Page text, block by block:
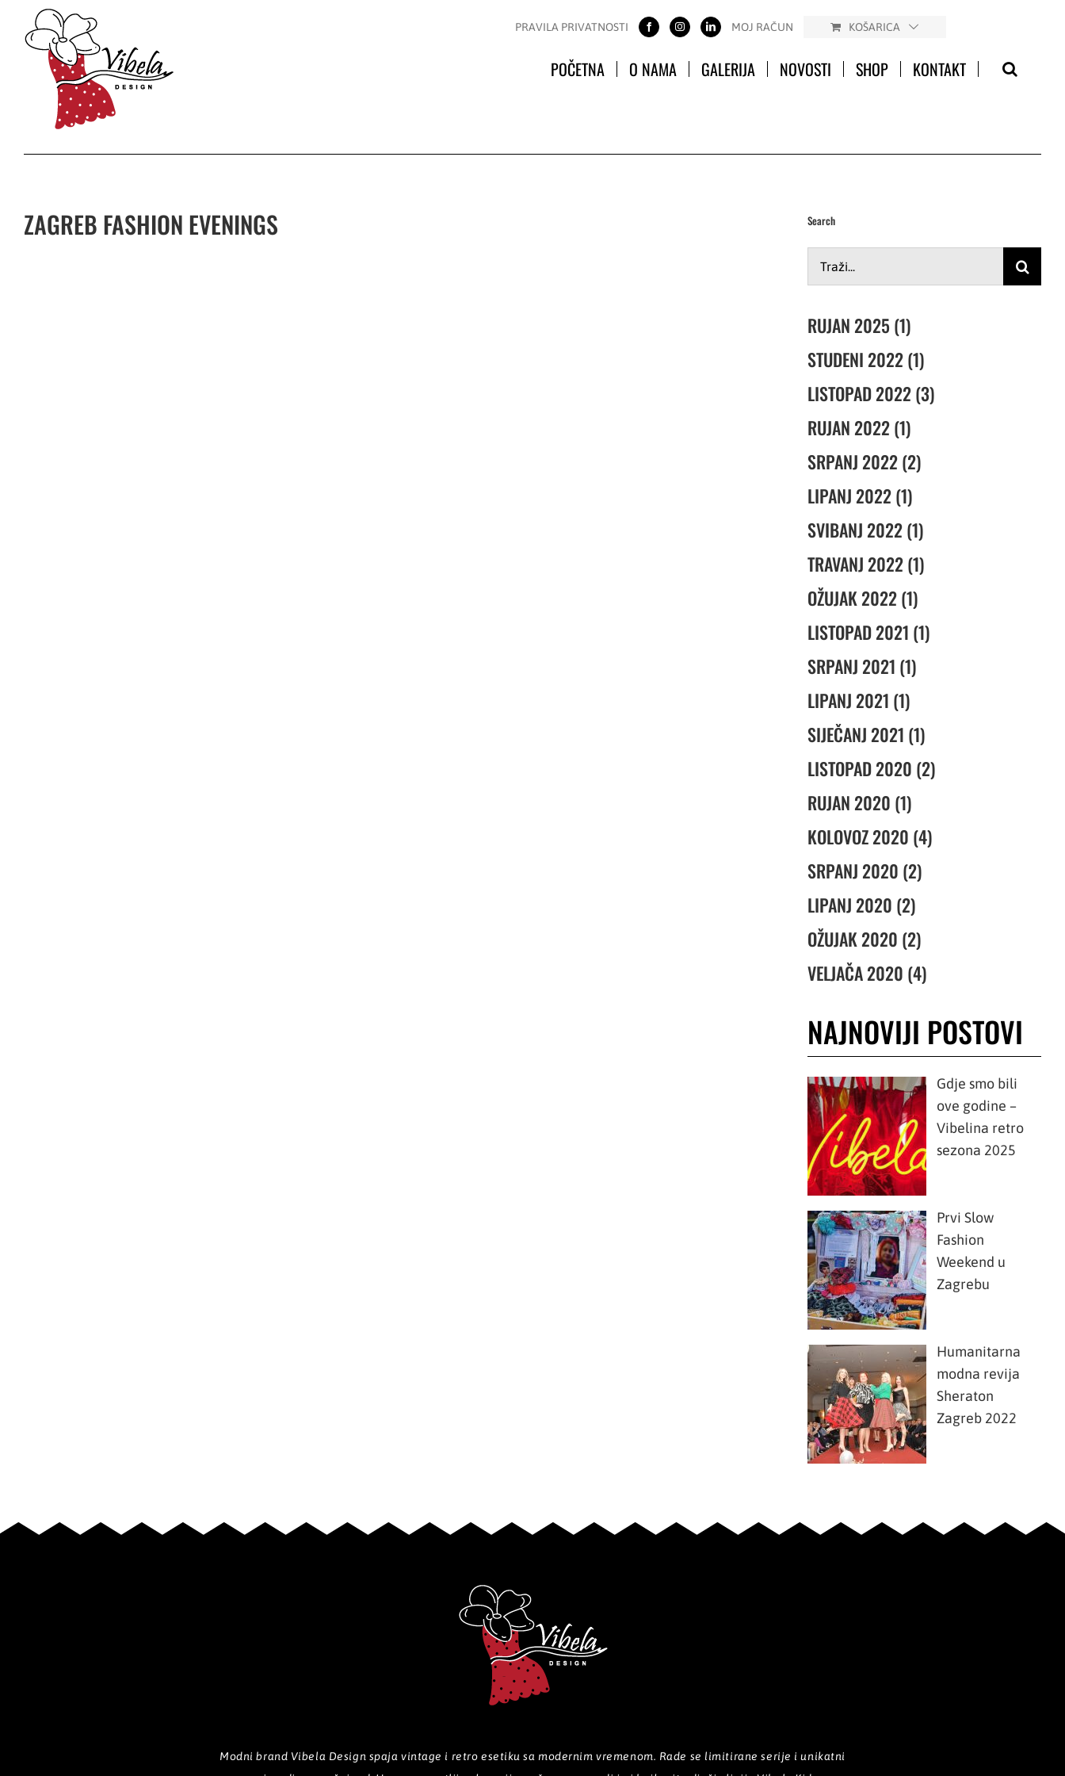
content
PRAVILA PRIVATNOSTI MOJ RAČUN KOŠARICA
POČETNA O NAMA GALERIJA NOVOSTI SHOP KONTAKT
ZAGREB FASHION EVENINGS Search
RUJAN 2025 (1)
STUDENI 2022 (1)
LISTOPAD 2022 (3)
RUJAN 2022 (1)
SRPANJ 2022 (2)
LIPANJ 2022 (1)
SVIBANJ 2022 (1)
TRAVANJ 2022 (1)
OŽUJAK 2022 (1)
LISTOPAD 2021 (1)
SRPANJ 2021 (1)
LIPANJ 2021 (1)
SIJEČANJ 2021 (1)
LISTOPAD 2020 (2)
RUJAN 2020 (1)
KOLOVOZ 2020 (4)
SRPANJ 2020 (2)
LIPANJ 2020 (2)
OŽUJAK 2020 (2)
VELJAČA 2020 (4)
NAJNOVIJI POSTOVI
Gdje smo bili
ove godine –
Vibelina retro
sezona 2025
Prvi Slow
Fashion
Weekend u
Zagrebu
Humanitarna
modna revija
Sheraton
Zagreb 2022
Modni brand Vibela Design spaja vintage i retro esetiku sa modernim vremenom. Rade se limitirane serije i unikatni